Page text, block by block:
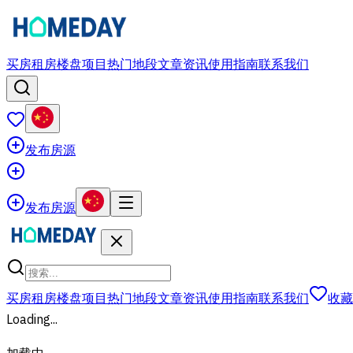
买房租房楼盘项目热门地段文章资讯使用指南联系我们
发布房源
发布房源
买房租房楼盘项目热门地段文章资讯使用指南联系我们
收
Loading...